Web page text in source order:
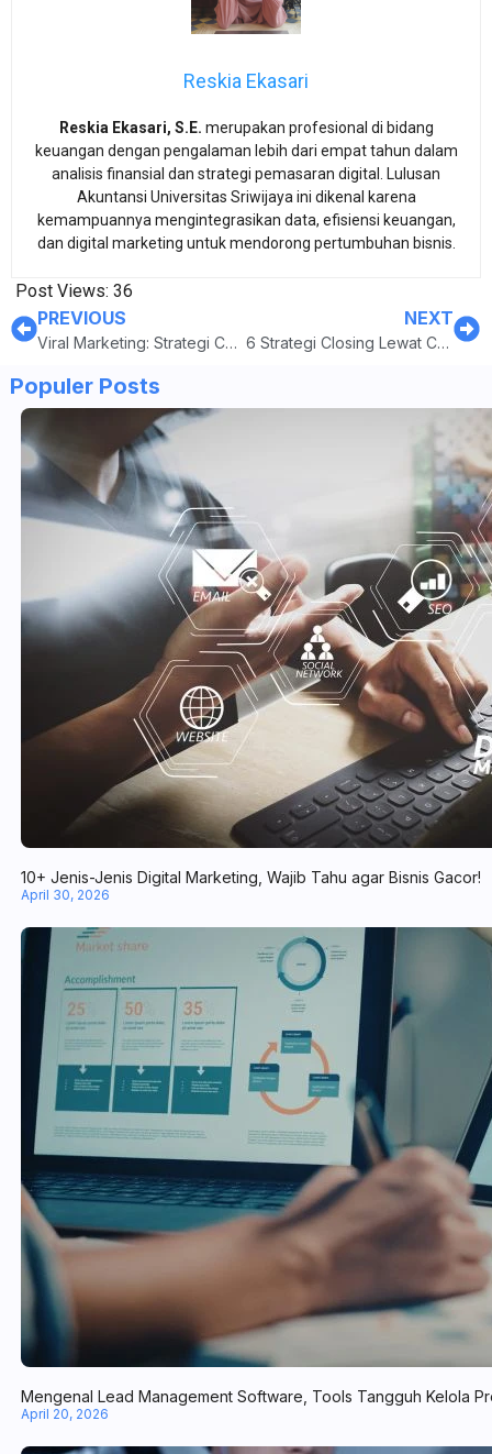
Reskia Ekasari
Reskia Ekasari, S.E. merupakan profesional di bidang
keuangan dengan pengalaman lebih dari empat tahun dalam
analisis finansial dan strategi pemasaran digital. Lulusan
Akuntansi Universitas Sriwijaya ini dikenal karena
kemampuannya mengintegrasikan data, efisiensi keuangan,
dan digital marketing untuk mendorong pertumbuhan bisnis.
Post Views: 36
PREVIOUS
Viral Marketing: Strategi Cepat Melejitkan Brand, Tapi Bisa Jadi Bumerang
NEXT
6 Strategi Closing Lewat Chat, Jurus Ampuh Pikat Pembeli!
Populer Posts
10+ Jenis-Jenis Digital Marketing, Wajib Tahu agar Bisnis Gacor!
April 30, 2026
Mengenal Lead Management Software, Tools Tangguh Kelola
April 20, 2026